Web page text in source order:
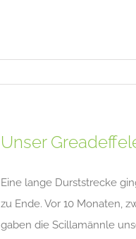
Unser
Eine lange Durststrecke
zu Ende. Vor 10 Monaten,
gaben die Scillamännle